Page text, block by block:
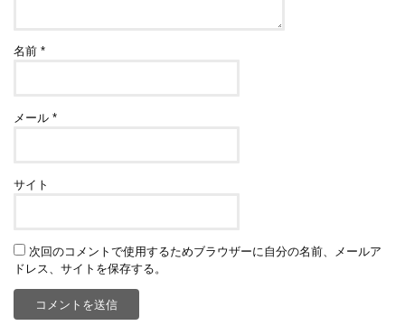
名前*
メール*
サイト
次回のコメントで使用するためブラウザーに自分の名前、メールア
ドレス、サイトを保存する。